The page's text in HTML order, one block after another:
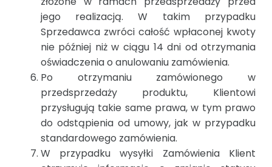
jego realizacją. W takim przypadku
Sprzedawca zwróci całość wpłaconej kwoty
nie później niż w ciągu 14 dni od otrzymania
oświadczenia o anulowaniu zamówienia.
Po otrzymaniu zamówionego w
przedsprzedaży produktu, Klientowi
przysługują takie same prawa, w tym prawo
do odstąpienia od umowy, jak w przypadku
standardowego zamówienia.
W przypadku wysyłki Zamówienia Klient